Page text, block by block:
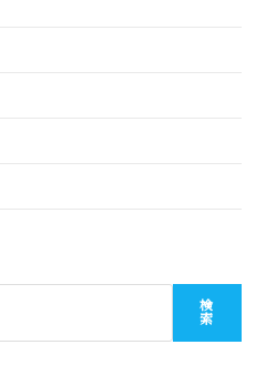
検
索